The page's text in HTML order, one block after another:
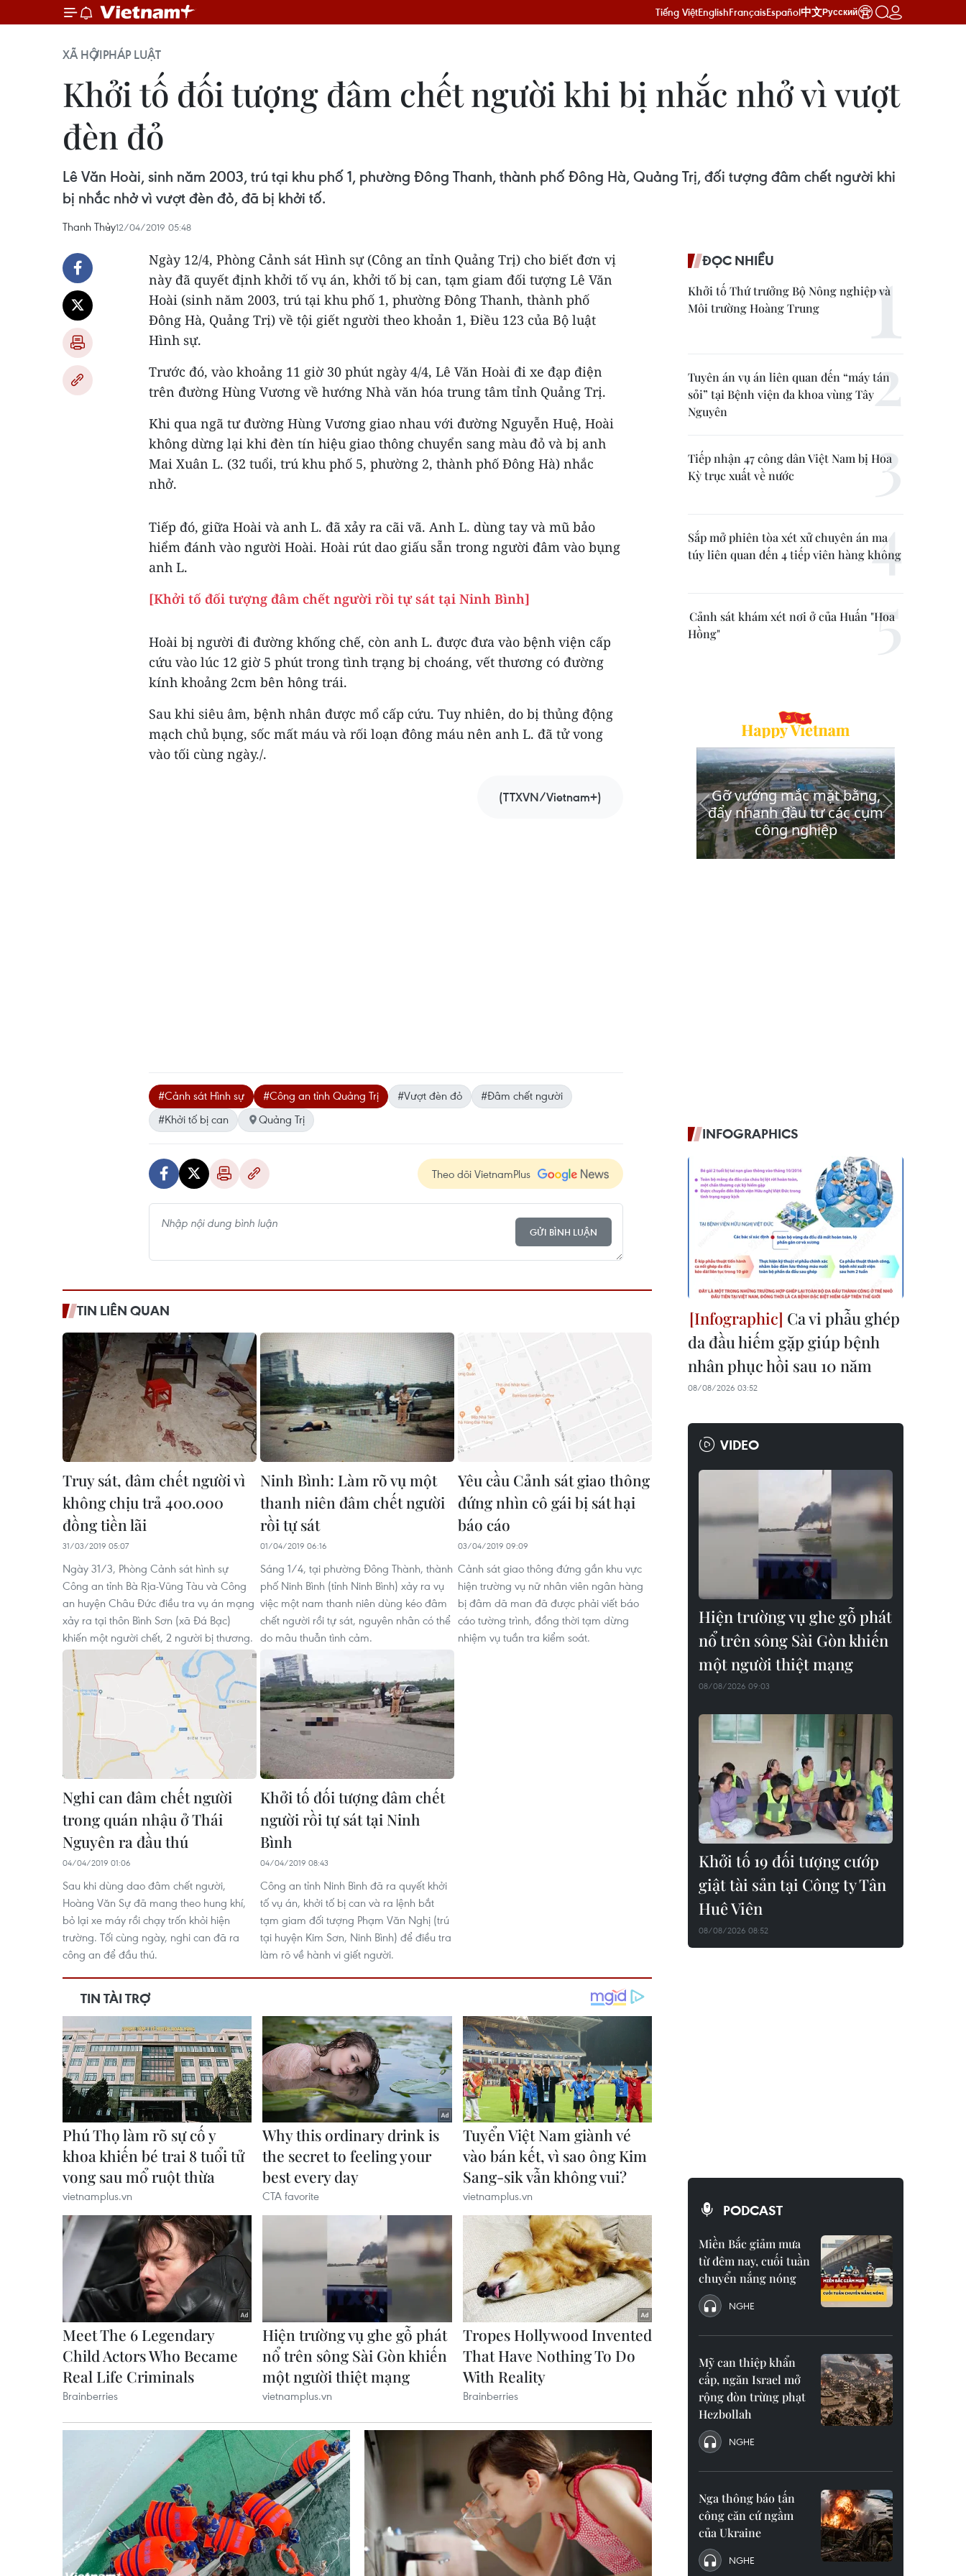
Tiếng ViệtEnglishFrançaisEspañol中文Русский
XÃ HỘIPHÁP LUẬT
Khởi tố đối tượng đâm chết người khi bị nhắc nhở vì vượt
đèn đỏ
Lê Văn Hoài, sinh năm 2003, trú tại khu phố 1, phường Đông Thanh, thành phố Đông Hà, Quảng Trị, đối tượng đâm chết người khi
bị nhắc nhở vì vượt đèn đỏ, đã bị khởi tố.
Thanh Thủy12/04/2019 05:48
Ngày 12/4, Phòng Cảnh sát Hình sự (Công an tỉnh Quảng Trị) cho biết đơn vị
này đã quyết định khởi tố vụ án, khởi tố bị can, tạm giam đối tượng Lê Văn
Hoài (sinh năm 2003, trú tại khu phố 1, phường Đông Thanh, thành phố
Đông Hà, Quảng Trị) về tội giết người theo khoản 1, Điều 123 của Bộ luật
Hình sự.
Trước đó, vào khoảng 11 giờ 30 phút ngày 4/4, Lê Văn Hoài đi xe đạp điện
trên đường Hùng Vương về hướng Nhà văn hóa trung tâm tỉnh Quảng Trị.
Khi qua ngã tư đường Hùng Vương giao nhau với đường Nguyễn Huệ, Hoài
không dừng lại khi đèn tín hiệu giao thông chuyển sang màu đỏ và bị anh
Mai Xuân L. (32 tuổi, trú khu phố 5, phường 2, thành phố Đông Hà) nhắc
nhở.
Tiếp đó, giữa Hoài và anh L. đã xảy ra cãi vã. Anh L. dùng tay và mũ bảo
hiểm đánh vào người Hoài. Hoài rút dao giấu sẵn trong người đâm vào bụng
anh L.
[Khởi tố đối tượng đâm chết người rồi tự sát tại Ninh Bình]
Hoài bị người đi đường khống chế, còn anh L. được đưa vào bệnh viện cấp
cứu vào lúc 12 giờ 5 phút trong tình trạng bị choáng, vết thương có đường
kính khoảng 2cm bên hông trái.
Sau khi siêu âm, bệnh nhân được mổ cấp cứu. Tuy nhiên, do bị thủng động
mạch chủ bụng, sốc mất máu và rối loạn đông máu nên anh L. đã tử vong
vào tối cùng ngày./.
(TTXVN/Vietnam+)
#Cảnh sát Hình sự #Công an tỉnh Quảng Trị #Vượt đèn đỏ
#Đâm chết người
#Khởi tố bị can
Quảng Trị
Theo dõi VietnamPlus
GỬI BÌNH LUẬN
TIN LIÊN QUAN
Truy sát, đâm chết người vì
không chịu trả 400.000
đồng tiền lãi
31/03/2019 05:07
Ngày 31/3, Phòng Cảnh sát hình sự
Công an tỉnh Bà Rịa-Vũng Tàu và Công
an huyện Châu Đức điều tra vụ án mạng
xảy ra tại thôn Bình Sơn (xã Đá Bạc)
khiến một người chết, 2 người bị thương.
Ninh Bình: Làm rõ vụ một
thanh niên đâm chết người
rồi tự sát
01/04/2019 06:16
Sáng 1/4, tại phường Đông Thành, thành
phố Ninh Bình (tỉnh Ninh Bình) xảy ra vụ
việc một nam thanh niên dùng kéo đâm
chết người rồi tự sát, nguyên nhân có thể
do mâu thuẫn tình cảm.
Yêu cầu Cảnh sát giao thông
đứng nhìn cô gái bị sát hại
báo cáo
03/04/2019 09:09
Cảnh sát giao thông đứng gần khu vực
hiện trường vụ nữ nhân viên ngân hàng
bị đâm dã man đã được phải viết báo
cáo tường trình, đồng thời tạm dừng
nhiệm vụ tuần tra kiểm soát.
Nghi can đâm chết người
trong quán nhậu ở Thái
Nguyên ra đầu thú
04/04/2019 01:06
Sau khi dùng dao đâm chết người,
Hoàng Văn Sự đã mang theo hung khí,
bỏ lại xe máy rồi chạy trốn khỏi hiện
trường. Tối cùng ngày, nghi can đã ra
công an để đầu thú.
Khởi tố đối tượng đâm chết
người rồi tự sát tại Ninh
Bình
04/04/2019 08:43
Công an tỉnh Ninh Bình đã ra quyết khởi
tố vụ án, khởi tố bị can và ra lệnh bắt
tạm giam đối tượng Phạm Văn Nghị (trú
tại huyện Kim Sơn, Ninh Bình) để điều tra
làm rõ về hành vi giết người.
ĐỌC NHIỀU
Khởi tố Thứ trưởng Bộ Nông nghiệp và
Môi trường Hoàng Trung
Tuyên án vụ án liên quan đến “máy tán
sỏi” tại Bệnh viện đa khoa vùng Tây
Nguyên
Tiếp nhận 47 công dân Việt Nam bị Hoa
Kỳ trục xuất về nước
Sắp mở phiên tòa xét xử chuyên án ma
túy liên quan đến 4 tiếp viên hàng không
Cảnh sát khám xét nơi ở của Huấn "Hoa
Hồng"
INFOGRAPHICS
Ca vi phẫu ghép
da đầu hiếm gặp giúp bệnh
nhân phục hồi sau 10 năm
08/08/2026 03:52
VIDEO
Hiện trường vụ ghe gỗ phát
nổ trên sông Sài Gòn khiến
một người thiệt mạng
08/08/2026 09:03
Khởi tố 19 đối tượng cướp
giật tài sản tại Công ty Tân
Huê Viên
08/08/2026 08:52
PODCAST
Miền Bắc giảm mưa
từ đêm nay, cuối tuần
chuyển nắng nóng
NGHE
Mỹ can thiệp khẩn
cấp, ngăn Israel mở
rộng đòn trừng phạt
Hezbollah
NGHE
Nga thông báo tấn
công căn cứ ngầm
của Ukraine
NGHE